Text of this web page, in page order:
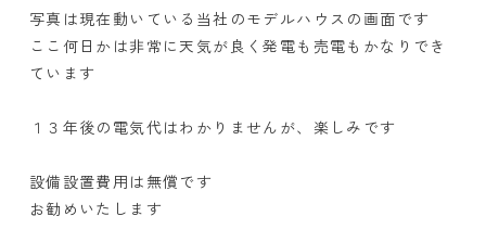
写真は現在動いている当社のモデルハウスの画面です
ここ何日かは非常に天気が良く発電も売電もかなりでき
ています
１３年後の電気代はわかりませんが、楽しみです
設備設置費用は無償です
お勧めいたします